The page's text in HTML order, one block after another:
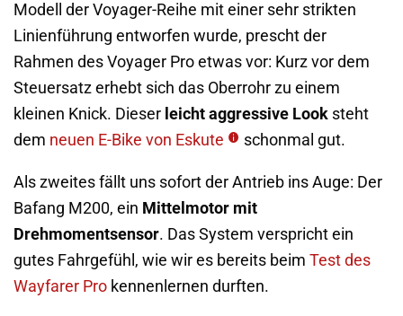
Modell der Voyager-Reihe mit einer sehr strikten
Linienführung entworfen wurde, prescht der
Rahmen des Voyager Pro etwas vor: Kurz vor dem
Steuersatz erhebt sich das Oberrohr zu einem
kleinen Knick. Dieser leicht aggressive Look steht
dem neuen E-Bike von Eskute schonmal gut.
Als zweites fällt uns sofort der Antrieb ins Auge: Der
Bafang M200, ein Mittelmotor mit
Drehmomentsensor. Das System verspricht ein
gutes Fahrgefühl, wie wir es bereits beim Test des
Wayfarer Pro kennenlernen durften.